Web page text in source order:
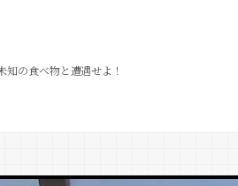
知の食べ物と遭遇せよ！